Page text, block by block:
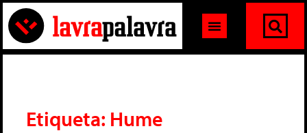
Etiqueta: Hume